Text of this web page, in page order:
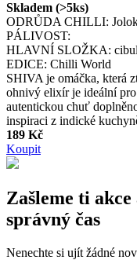
Skladem (>5ks)
ODRŮDA CHILLI:
PÁLIVOST:
HLAVNÍ SLOŽKA:
EDICE: Chilli World
SHIVA je omáčka, která
ohnivý elixír je ideální
autentickou chuť
inspiraci z indické
189 Kč
Koupit
Zašleme ti
správný čas
Nenechte si ujít žádné